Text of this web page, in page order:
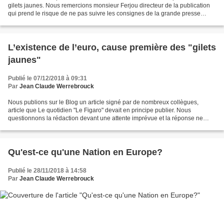
gilets jaunes. Nous remercions monsieur Ferjou directeur de la publication
qui prend le risque de ne pas suivre les consignes de la grande presse
L’existence de l’euro, cause première des "gilets
jaunes"
Publié le 07/12/2018 à 09:31
Par Jean Claude Werrebrouck
Nous publions sur le Blog un article signé par de nombreux collègues,
article que Le quotidien "Le Figaro" devait en principe publier. Nous
questionnons la rédaction devant une attente imprévue et la réponse ne
Qu'est-ce qu'une Nation en Europe?
Publié le 28/11/2018 à 14:58
Par Jean Claude Werrebrouck